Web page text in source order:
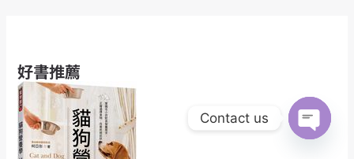
:好書推薦
Contact us
Open